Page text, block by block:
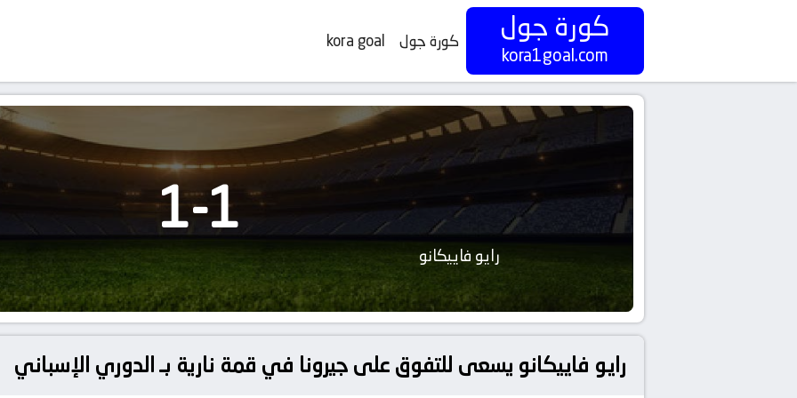
كورة جول
kora1goal.com
كورة جول kora goal
رايو فاييكانو
1
-
1
رايو فاييكانو يسعى للتفوق على جيرونا في قمة نارية بـ الدوري الإسباني